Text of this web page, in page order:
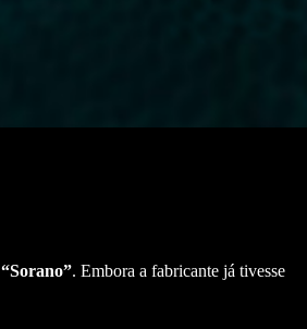
“Sorano”. Embora a fabricante já tivesse